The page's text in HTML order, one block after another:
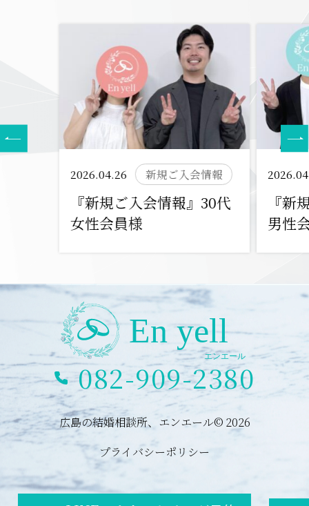
2026.04.26 新規ご入会情報
『新規ご入会情報』30代
女性会員様
『新
男性
082-909-2380
広島の結婚相談所、エンエール© 2026
プライバシーポリシー